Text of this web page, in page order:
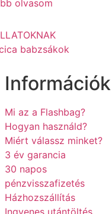
olvasom
babzsákok
Információk
Mi az a Flashbag?
Hogyan használd?
Miért válassz minket?
3 év garancia
30 napos
pénzvisszafizetés
Házhozszállítás
Ingyenes utántöltés